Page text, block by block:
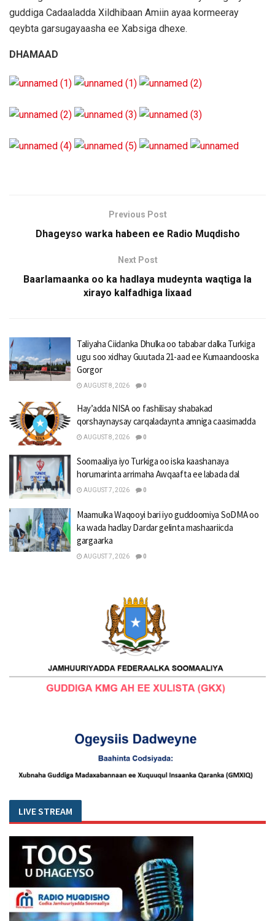
guddiga Cadaaladda Xildhibaan Amiin ayaa kormeeray
qeybta garsugayaasha ee Xabsiga dhexe.
DHAMAAD
Previous Post
Dhageyso warka habeen ee Radio Muqdisho
Next Post
Baarlamaanka oo ka hadlaya mudeynta waqtiga la
xirayo kalfadhiga lixaad
Taliyaha Ciidanka Dhulka oo tababar dalka Turkiga
ugu soo xidhay Guutada 21-aad ee Kumaandooska
Gorgor
AUGUST 8, 2026 0
Hay’adda NISA oo fashilisay shabakad
qorshaynaysay carqaladaynta amniga caasimadda
AUGUST 8, 2026 0
Soomaaliya iyo Turkiga oo iska kaashanaya
horumarinta arrimaha Awqaafta ee labada dal
AUGUST 7, 2026 0
Maamulka Waqooyi bari iyo guddoomiya SoDMA oo
ka wada hadlay Dardar gelinta mashaariicda
gargaarka
AUGUST 7, 2026 0
LIVE STREAM